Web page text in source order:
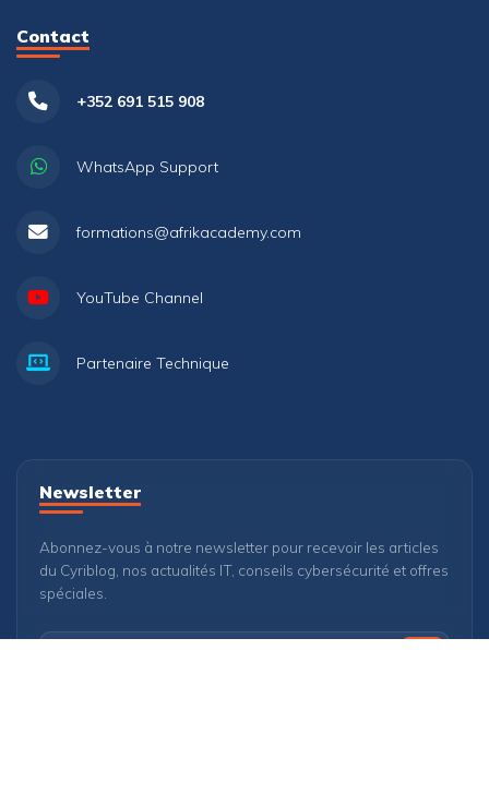
Contact
+352 691 515 908
WhatsApp Support
formations@afrikacademy.com
YouTube Channel
Partenaire Technique
Newsletter
Abonnez-vous à notre newsletter pour recevoir les articles
du Cyriblog, nos actualités IT, conseils cybersécurité et offres
spéciales.